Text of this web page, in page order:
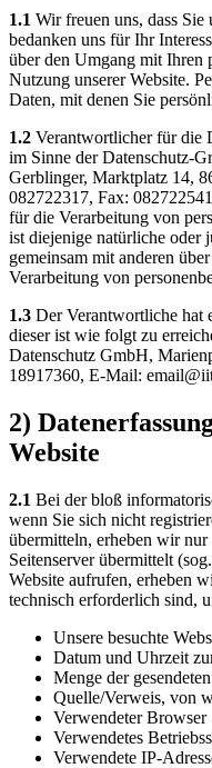
1.1 Wir freuen uns, dass Sie
bedanken uns für Ihr
über den Umgang mit Ihren
Nutzung unserer Website.
Daten, mit denen Sie
1.2 Verantwortlicher für die
im Sinne der Datenschutz-
Gerblinger, Marktplatz 14,
082722317, Fax:
für die Verarbeitung von
ist diejenige natürliche oder
gemeinsam mit anderen
Verarbeitung von
1.3 Der Verantwortliche hat
dieser ist wie folgt zu
Datenschutz GmbH,
18917360, E-Mail:
2)
Website
2.1 Bei der bloß
wenn Sie sich nicht
übermitteln, erheben wir
Seitenserver übermittelt
Website aufrufen, erheben
technisch erforderlich sind,
Unsere besuchte
Datum und Uhrzeit
Menge der
Quelle/Verweis, von
Verwendeter Browser
Verwendetes
Verwendete IP-